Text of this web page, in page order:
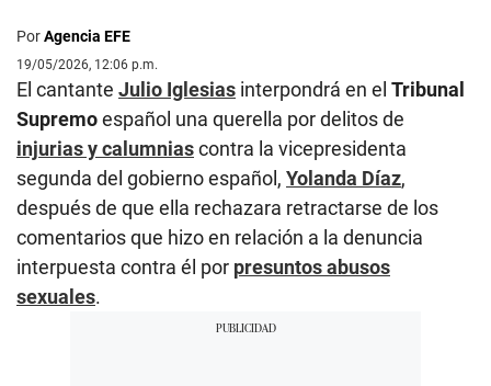
PorAgencia EFE
19/05/2026, 12:06 p.m.
El cantante Julio Iglesias interpondrá en el Tribunal
Supremoespañol una querella por delitos de
injurias y calumniascontra la vicepresidenta
segunda del gobierno español, Yolanda Díaz,
después de que ella rechazara retractarse de los
comentarios que hizo en relación a la denuncia
interpuesta contra él por presuntos abusos
sexuales.